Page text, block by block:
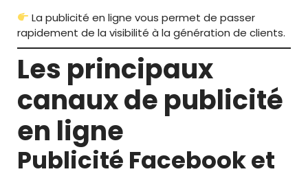
La publicité en ligne vous permet de passer
rapidement de la visibilité à la génération de clients.
Les principaux
canaux de publicité
en ligne
Publicité Facebook et